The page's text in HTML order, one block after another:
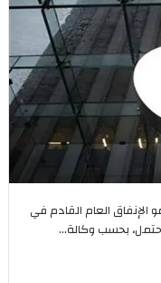
الإنفاق العام القادم في
بحسب وكالة…